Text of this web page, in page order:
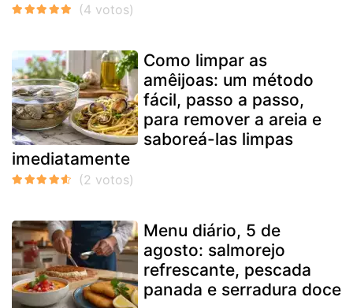
Como limpar as
amêijoas: um método
fácil, passo a passo,
para remover a areia e
saboreá-las limpas
imediatamente
Menu diário, 5 de
agosto: salmorejo
refrescante, pescada
panada e serradura doce